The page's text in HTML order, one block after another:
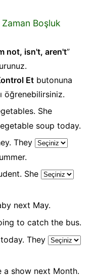
Zaman Boşluk
not, isn't, aren't”
Etbutonuna
öğrenebilirsiniz.
She
soup today.
They
She
next May.
to catch the bus.
They
show next Month.